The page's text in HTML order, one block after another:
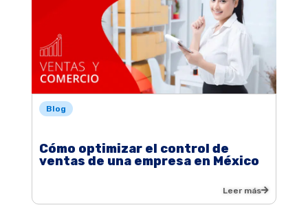
Blog
Cómo optimizar el control de
ventas de una empresa en México
Leer más